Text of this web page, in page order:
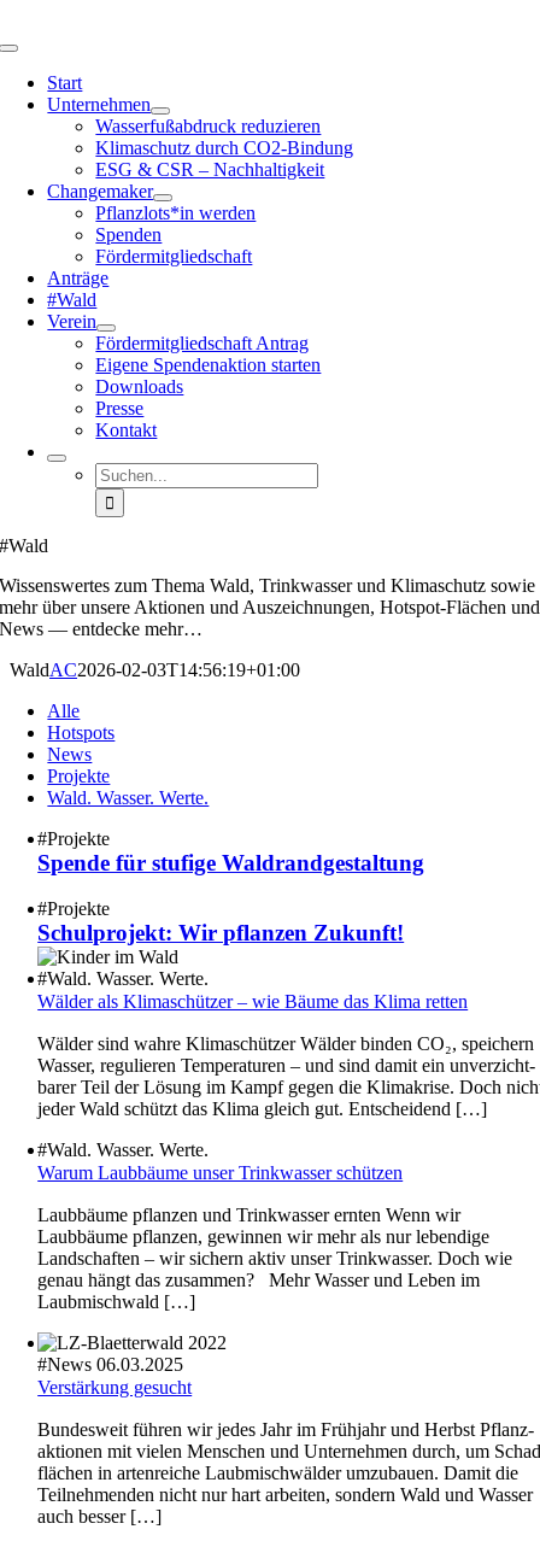
Inhalt
Navigation
umschalten
Start
Unter­nehmen
Wasser­fuß­ab­druck reduzieren
Klima­schutz durch CO2-Bindung
ESG & CSR – Nachhal­tig­keit
Change­maker
Pflanzlots*in werden
Spenden
Förder­mit­glied­schaft
Anträge
#Wald
Verein
Förder­mit­glied­schaft Antrag
Eigene Spenden­ak­tion starten
Downloads
Presse
Kontakt
Suche
nach:
#Wald
Wissens­wertes zum Thema Wald, Trink­wasser und Klima­schutz sowie
mehr über unsere Aktionen und Auszeich­nungen, Hotspot-Flächen und
News — entdecke mehr…
WaldAC2026-02-03T14:56:19+01:00
Alle
Hotspots
News
Projekte
Wald. Wasser. Werte.
#Projekte
Spende für stufige Waldrand­ge­stal­tung
#Projekte
Schul­pro­jekt: Wir pflanzen Zukunft!
#Wald. Wasser. Werte.
Wälder als Klima­schützer – wie Bäume das Klima retten
Wälder sind wahre Klima­schützer Wälder binden CO₂, speichern
Wasser, regulieren Tempe­ra­turen – und sind damit ein unver­zicht­
barer Teil der Lösung im Kampf gegen die Klima­krise. Doch
jeder Wald schützt das Klima gleich gut. Entschei­dend […]
#Wald. Wasser. Werte.
Warum Laubbäume unser Trink­wasser schützen
Laubbäume pflanzen und Trink­wasser ernten Wenn wir
Laubbäume pflanzen, gewinnen wir mehr als nur leben­dige
Landschaften – wir sichern aktiv unser Trink­wasser. Doch wie
genau hängt das zusammen? Mehr Wasser und Leben im
Laubmisch­wald […]
#News 06.03.2025
Verstär­kung gesucht
Bundes­weit führen wir jedes Jahr im Frühjahr und Herbst Pflanz­
ak­tionen mit vielen Menschen und Unter­nehmen durch, um
flä­chen in arten­reiche Laubmisch­wälder umzubauen. Damit die
Teilneh­menden nicht nur hart arbeiten, sondern Wald und Wasser
auch besser […]